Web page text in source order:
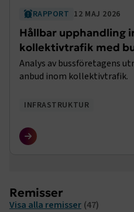
RAPPORT 12 MAJ 2026
Hållbar upphandling
kollektivtrafik med
Analys av bussföretagens
anbud inom kollektivtrafik.
INFRASTRUKTUR
Remisser
Visa alla remisser (47)